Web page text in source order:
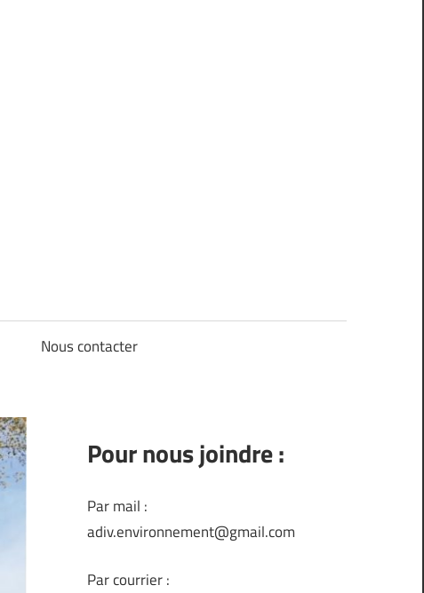
Nous contacter
Pour nous joindre :
Par mail :
adiv.environnement@gmail.com
Par courrier :